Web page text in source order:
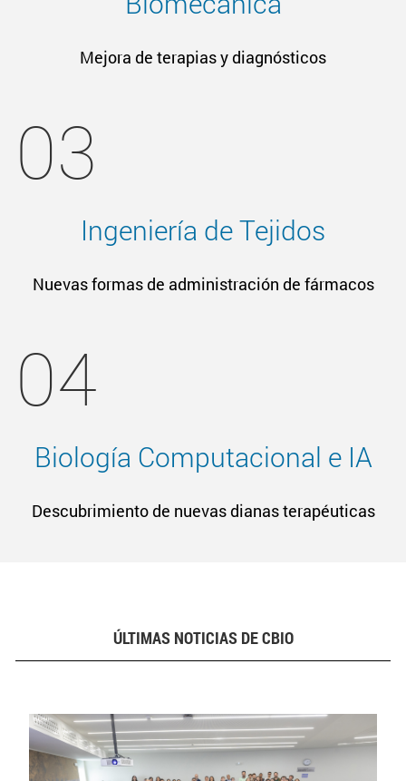
Mejora de terapias y diagnósticos
03
Ingeniería de Tejidos
Nuevas formas de administración de fármacos
04
Biología Computacional e IA
Descubrimiento de nuevas dianas terapéuticas
ÚLTIMAS NOTICIAS DE CBIO